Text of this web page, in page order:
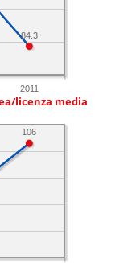
2011
84.3
licenza media
106